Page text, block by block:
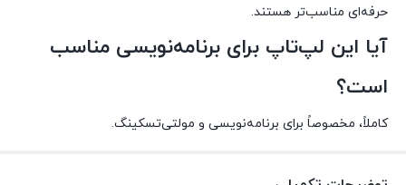
حرفه‌ای مناسب‌تر هستند.
آیا این لپ‌تاپ برای برنامه‌نویسی مناسب
است؟
کاملاً، مخصوصاً برای برنامه‌نویسی و مولتی‌تسکینگ.